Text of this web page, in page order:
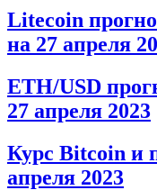
Litecoin
на 27 апреля
ETH/USD
27 апреля 2023
Курс Bitcoin и
апреля 2023